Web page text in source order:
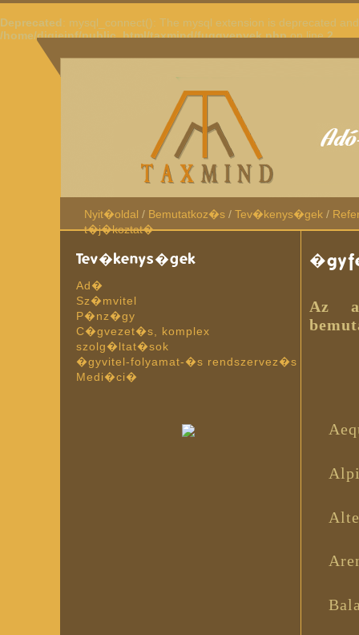
Deprecated: mysql_connect(): The mysql extension is deprecated
/home/digieinf/public_html/taxmind/fuggvenyek.phpon line2
Nyit�oldal / Bemutatkoz�s/ Tev�kenys�gek/
t�j�koztat�
Tev�kenys�gek
Ad�
Sz�mvitel
P�nz�gy
C�gvezet�s, komplex
szolg�ltat�sok
�gyvitel-folyamat-�s rendszervez�s
Medi�ci�
Az